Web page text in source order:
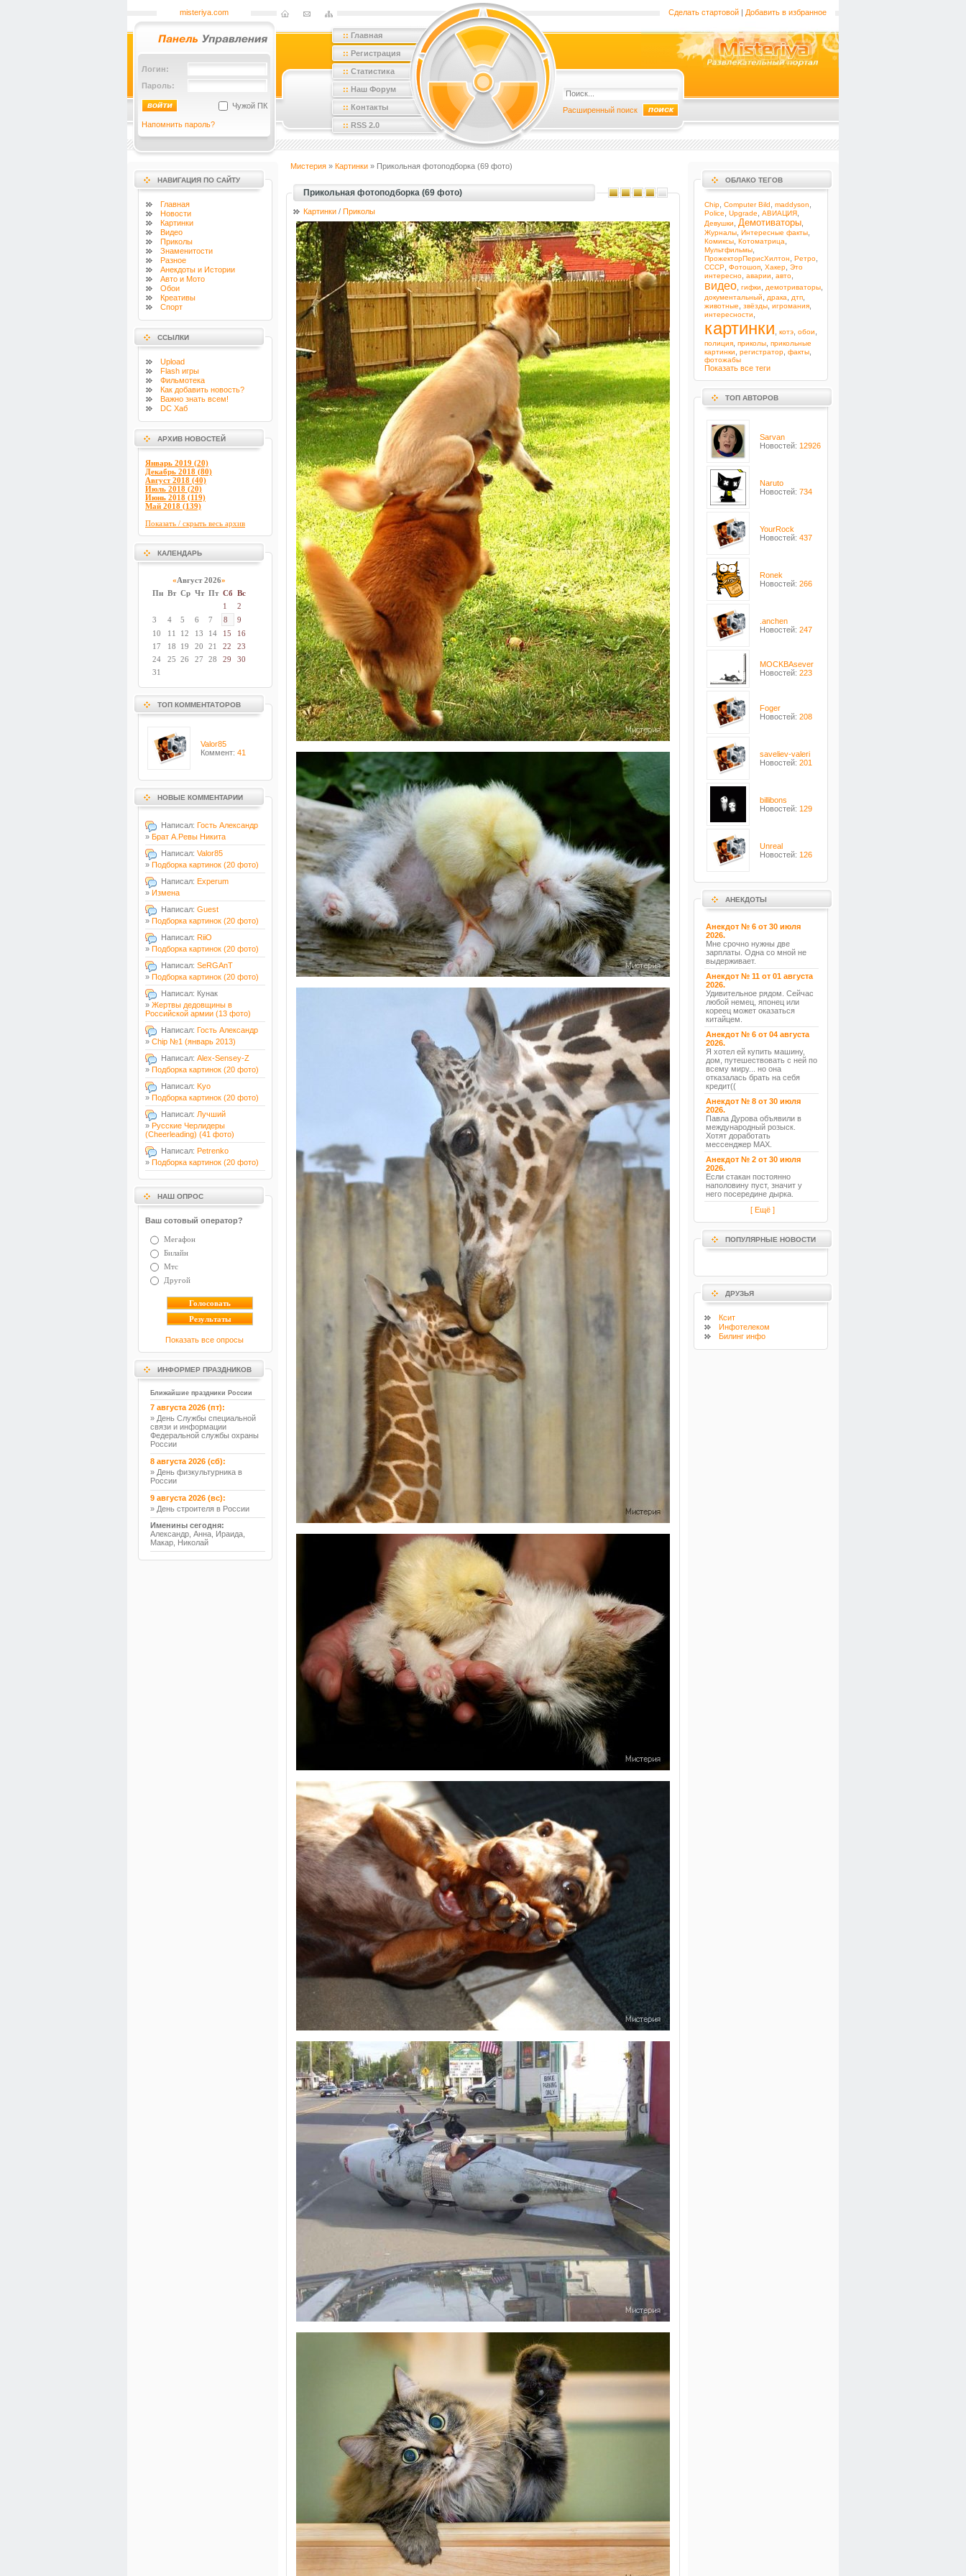
misteriya.com Сделать стартовой | Добавить в избранное
Логин:
Пароль:
Чужой ПК
Напомнить пароль?
:: Главная
:: Регистрация
:: Статистика
:: Наш Форум
:: Контакты
:: RSS 2.0
Расширенный поиск
НАВИГАЦИЯ ПО САЙТУ
Главная
Новости
Картинки
Видео
Приколы
Знаменитости
Разное
Анекдоты и Истории
Авто и Мото
Обои
Креативы
Спорт
ССЫЛКИ
Upload
Flash игры
Фильмотека
Как добавить новость?
Важно знать всем!
DC Хаб
АРХИВ НОВОСТЕЙ
Январь 2019 (20)
Декабрь 2018 (80)
Август 2018 (40)
Июль 2018 (20)
Июнь 2018 (119)
Май 2018 (139)
Показать / скрыть весь архив
КАЛЕНДАРЬ
«Август 2026»
Пн Вт Ср Чт Пт Сб Вс
1
2
3
4 5 6 7 8
9
10
11 12 13 14 15
16
17
18 19 20 21 22
23
24
25 26 27 28 29
30
31
ТОП КОММЕНТАТОРОВ
Valor85
Коммент: 41
НОВЫЕ КОММЕНТАРИИ
Написал: Гость Александр
» Брат А.Ревы Никита
Написал: Valor85
» Подборка картинок (20 фото)
Написал: Experum
» Измена
Написал: Guest
» Подборка картинок (20 фото)
Написал: RiiO
» Подборка картинок (20 фото)
Написал: SeRGAnT
» Подборка картинок (20 фото)
Написал: Кунак
» Жертвы дедовщины в
Российской армии (13 фото)
Написал: Гость Александр
» Chip №1 (январь 2013)
Написал: Alex-Sensey-Z
» Подборка картинок (20 фото)
Написал: Kyo
» Подборка картинок (20 фото)
Написал: Лучший
» Русские Черлидеры
(Cheerleading) (41 фото)
Написал: Petrenko
» Подборка картинок (20 фото)
НАШ ОПРОС
Ваш сотовый оператор?
Мегафон
Билайн
Мтс
Другой
Показать все опросы
ИНФОРМЕР ПРАЗДНИКОВ
Ближайшие праздники России
7 августа 2026 (пт):
» День Службы специальной
связи и информации
Федеральной службы охраны
России
8 августа 2026 (сб):
» День физкультурника в
России
9 августа 2026 (вс):
» День строителя в России
Именины сегодня:
Александр, Анна, Ираида,
Макар, Николай
Мистерия » Картинки » Прикольная фотоподборка (69 фото)
Прикольная фотоподборка (69 фото)
Картинки / Приколы
ОБЛАКО ТЕГОВ
Chip Computer Bild maddyson
Police Upgrade АВИАЦИЯ
Девушки Демотиваторы
Журналы Интересные факты
Комиксы Котоматрица
Мультфильмы
ПрожекторПерисХилтон Ретро
СССР Фотошоп Хакер Это
интересно аварии авто
видео гифки демотриваторы
документальный драка дтп
животные звёзды игромания
интересности
картинки котэ обои
полиция приколы прикольные
картинки
регистратор факты
фотожабы
Показать все теги
ТОП АВТОРОВ
Sarvan
Новостей: 12926
Naruto
Новостей: 734
YourRock
Новостей: 437
Ronek
Новостей: 266
.anchen
Новостей: 247
MOCKBAsever
Новостей: 223
Foger
Новостей: 208
saveliev-valeri
Новостей: 201
billibons
Новостей: 129
Unreal
Новостей: 126
АНЕКДОТЫ
Анекдот № 6 от 30 июля
2026.
Мне срочно нужны две
зарплаты. Одна со мной не
выдерживает.
Анекдот № 11 от 01 августа
2026.
Удивительное рядом. Сейчас
любой немец, японец или
кореец может оказаться
китайцем.
Анекдот № 6 от 04 августа
2026.
Я хотел ей купить машину,
дом, путешествовать с ней по
всему миру... но она
отказалась брать на себя
кредит((
Анекдот № 8 от 30 июля
2026.
Павла Дурова объявили в
международный розыск.
Хотят доработать
мессенджер MAX.
Анекдот № 2 от 30 июля
2026.
Если стакан постоянно
наполовину пуст, значит у
него посередине дырка.
[ Ещё ]
ПОПУЛЯРНЫЕ НОВОСТИ
ДРУЗЬЯ
Ксит
Инфотелеком
Билинг инфо